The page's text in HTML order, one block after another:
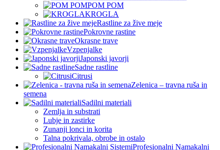
POM POM
KROGLA
Rastline za žive meje
Pokrovne rastine
Okrasne trave
Vzpenjalke
Japonski javorji
Sadne rastline
Citrusi
Zelenica – travna ruša in
semena
Sadilni materiali
Zemlja in substrati
Lubje in zastirke
Zunanji lonci in korita
Talna pokrivala, obrobe in ostalo
Profesionalni Namakalni